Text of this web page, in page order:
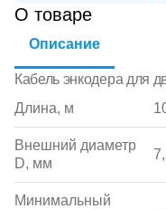
О товаре
Описание
Кабель энкодера для
Длина, м
Внешний диаметр
D, мм
Минимальный